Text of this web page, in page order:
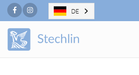
FacebookInstagram DE